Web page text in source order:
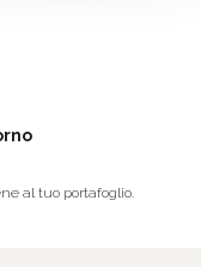
al tuo portafoglio.